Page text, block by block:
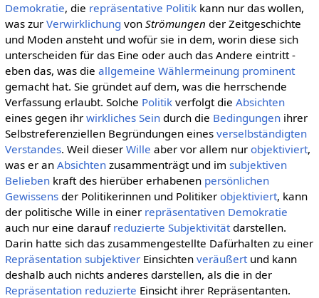
Demokratie, die repräsentative Politikkann nur das wollen,
was zur Verwirklichung von Strömungen der Zeitgeschichte
und Moden ansteht und wofür sie in dem, worin diese sich
unterscheiden für das Eine oder auch das Andere eintritt -
eben das, was die allgemeine Wählermeinung prominent
gemacht hat. Sie gründet auf dem, was die herrschende
Verfassung erlaubt. Solche Politikverfolgt die Absichten
eines gegen ihr wirkliches Seindurch die Bedingungenihrer
Selbstreferenziellen Begründungen eines verselbständigten
Verstandes. Weil dieser Wille aber vor allem nur objektiviert,
was er an Absichtenzusammenträgt und im subjektiven
Beliebenkraft des hierüber erhabenen persönlichen
Gewissensder Politikerinnen und Politiker objektiviert, kann
der politische Wille in einer repräsentativen Demokratie
auch nur eine darauf reduzierte Subjektivitätdarstellen.
Darin hatte sich das zusammengestellte Dafürhalten zu einer
Repräsentation subjektiverEinsichten veräußertund kann
deshalb auch nichts anderes darstellen, als die in der
Repräsentation reduzierte Einsicht ihrer Repräsentanten.